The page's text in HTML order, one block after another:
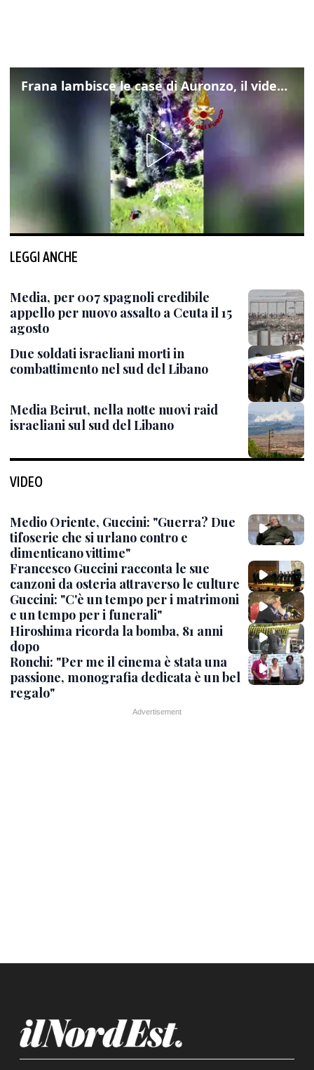
Frana lambisce le case di Auronzo, il video dall'elicottero dei vigili del fuoco
LEGGI ANCHE
Media, per 007 spagnoli credibile
appello per nuovo assalto a Ceuta il 15
agosto
Due soldati israeliani morti in
combattimento nel sud del Libano
Media Beirut, nella notte nuovi raid
israeliani sul sud del Libano
VIDEO
Medio Oriente, Guccini: "Guerra? Due
tifoserie che si urlano contro e
dimenticano vittime"
Francesco Guccini racconta le sue
canzoni da osteria attraverso le culture
Guccini: "C'è un tempo per i matrimoni
e un tempo per i funerali"
Hiroshima ricorda la bomba, 81 anni
dopo
Ronchi: "Per me il cinema è stata una
passione, monografia dedicata è un bel
regalo"